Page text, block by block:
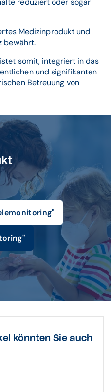
reduziert oder sogar
Medizinprodukt und
bewährt.
somit, integriert in das
und signifikanten
Betreuung von
könnten Sie auch